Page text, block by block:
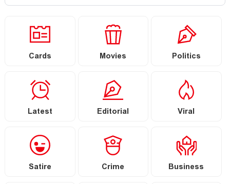
Cards Movies Politics
Latest Editorial Viral
Satire Crime Business